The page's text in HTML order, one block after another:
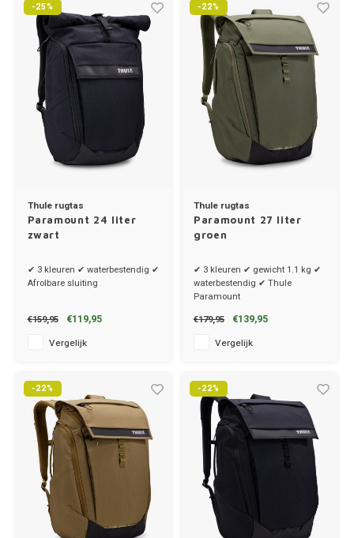
-25%
Thule rugtas
Paramount 24 liter
zwart
✔ 3 kleuren ✔ waterbestendig ✔
Afrolbare sluiting
€159,95 €119,95
Vergelijk
-22%
Thule rugtas
Paramount 27 liter
groen
✔ 3 kleuren ✔ gewicht 1.1 kg ✔
waterbestendig ✔ Thule
Paramount
€179,95
€139,95
Vergelijk
-22% -22%